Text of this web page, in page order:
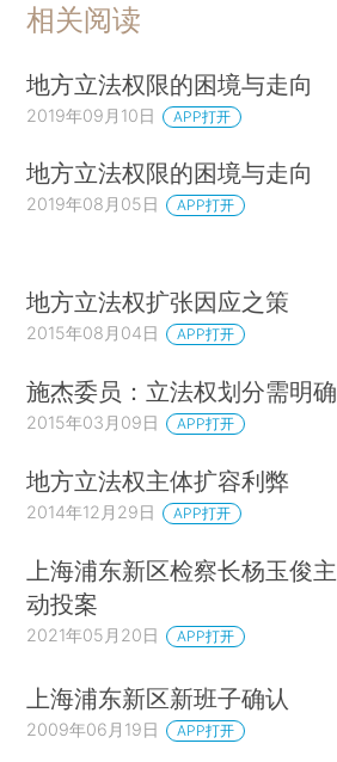
相关阅读
地方立法权限的困境与走向
2019年09月10日 APP打开
地方立法权限的困境与走向
2019年08月05日 APP打开
地方立法权扩张因应之策
2015年08月04日 APP打开
施杰委员：立法权划分需明确
2015年03月09日 APP打开
地方立法权主体扩容利弊
2014年12月29日 APP打开
上海浦东新区检察长杨玉俊主
动投案
2021年05月20日 APP打开
上海浦东新区新班子确认
2009年06月19日 APP打开